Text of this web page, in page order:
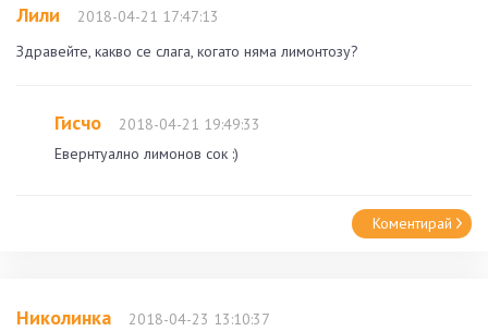
Лили
2018-04-21 17:47:13
Здравейте, какво се слага, когато няма лимонтозу?
Гисчо
2018-04-21 19:49:33
Евернтуално лимонов сок :)
Коментирай
Николинка
2018-04-23 13:10:37